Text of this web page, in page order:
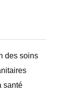
des soins
santé